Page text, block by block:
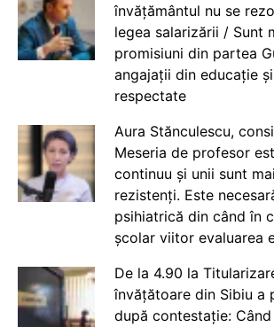
învățământul nu se
legea salarizării / Sunt
promisiuni din partea
angajații din educație
respectate
Aura Stănculescu,
Meseria de profesor
continuu și unii sunt
rezistenți. Este
psihiatrică din când în
școlar viitor evaluarea
De la 4.90 la
învățătoare din Sibiu a
după contestație: